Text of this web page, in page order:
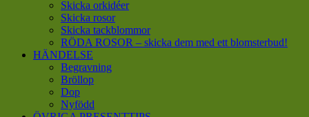
Skicka orkidéer
Skicka rosor
Skicka tackblommor
RÖDA ROSOR – skicka dem med ett blomsterbud!
HÄNDELSE
Begravning
Bröllop
Dop
Nyfödd